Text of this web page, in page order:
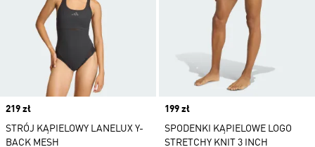
Price
219 zł
STRÓJ KĄPIELOWY LANELUX Y-
BACK MESH
Price
199 zł
SPODENKI KĄPIELOWE LOGO
STRETCHY KNIT 3 INCH